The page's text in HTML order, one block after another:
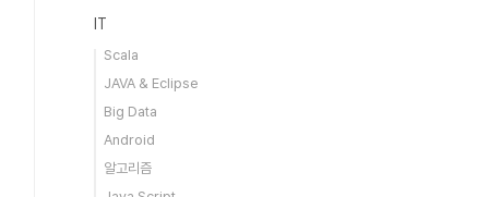
IT
Scala
JAVA & Eclipse
Big Data
Android
알고리즘